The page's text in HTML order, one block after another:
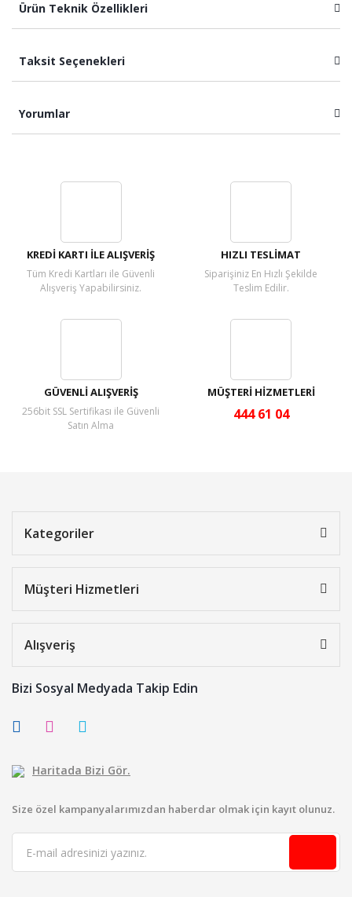
Ürün Teknik Özellikleri
Taksit Seçenekleri
Yorumlar
KREDİ KARTI İLE ALIŞVERİŞ
Tüm Kredi Kartları ile Güvenli
Alışveriş Yapabilirsiniz.
HIZLI TESLİMAT
Siparişiniz En Hızlı Şekilde
Teslim Edilir.
GÜVENLİ ALIŞVERİŞ
256bit SSL Sertifikası ile Güvenli
Satın Alma
MÜŞTERİ HİZMETLERİ
444 61 04
Kategoriler
Müşteri Hizmetleri
Alışveriş
Bizi Sosyal Medyada Takip Edin
Haritada Bizi Gör.
Size özel kampanyalarımızdan haberdar olmak için kayıt olunuz.